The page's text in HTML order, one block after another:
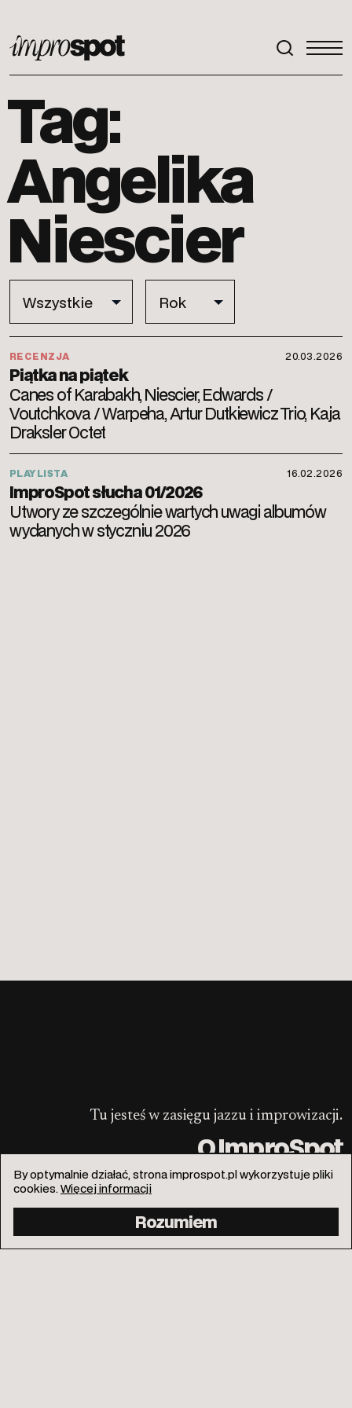
ImproSpot
Tag:
Angelika
Niescier
Piątka na piątek
Canes of Karabakh, Niescier, Edwards /
Voutchkova / Warpeha, Artur Dutkiewicz Trio, Kaja
Draksler Octet
RECENZJA 20.03.2026
ImproSpot słucha 01/2026
Utwory ze szczególnie wartych uwagi albumów
wydanych w styczniu 2026
PLAYLISTA 16.02.2026
Tu jesteś w zasięgu jazzu i improwizacji.
O ImproSpot
info@improspot.pl
By optymalnie działać, strona improspot.pl wykorzystuje pliki
cookies.Więcej informacji
Rozumiem